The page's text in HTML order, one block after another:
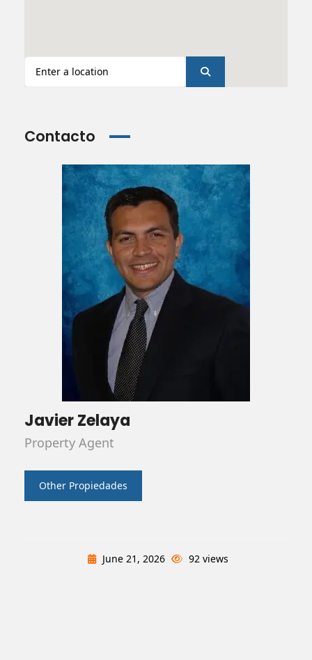
Contacto
Javier Zelaya
Property Agent
Other Propiedades
June 21, 2026 92 views